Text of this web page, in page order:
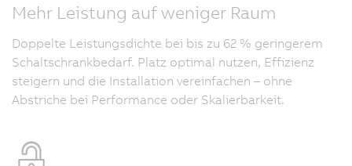
Mehr Leistung auf weniger Raum
Doppelte Leistungsdichte bei bis zu 62 % geringerem
Schaltschrankbedarf. Platz optimal nutzen, Effizienz
steigern und die Installation vereinfachen – ohne
Abstriche bei Performance oder Skalierbarkeit.